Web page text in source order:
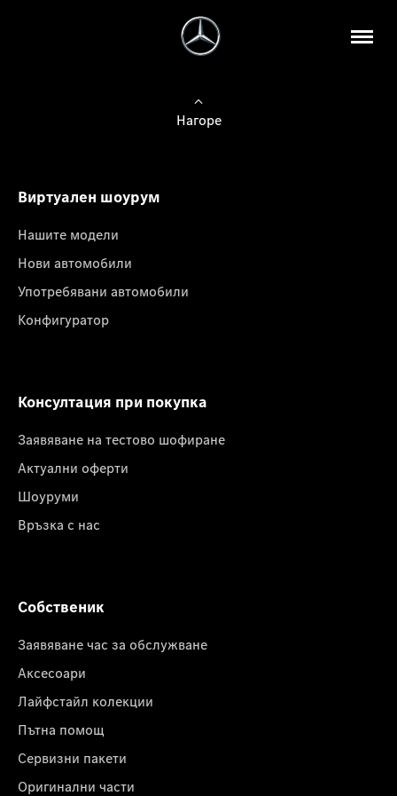
Нагоре
Виртуален шоурум
Нашите модели
Нови автомобили
Употребявани автомобили
Конфигуратор
Консултация при покупка
Заявяване на тестово шофиране
Актуални оферти
Шоуруми
Връзка с нас
Собственик
Заявяване час за обслужване
Аксесоари
Лайфстайл колекции
Пътна помощ
Сервизни пакети
Оригинални части